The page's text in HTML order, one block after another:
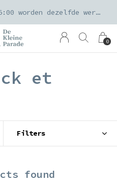
0
Orders geplaatst voor 15:00 worden dezelfde werkdag verzonden
et
Filters
found